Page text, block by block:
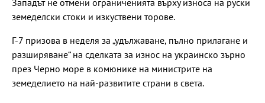
Западът не отмени ограниченията върху износа на руски
земеделски стоки и изкуствени торове.
Г-7 призова в неделя за „удължаване, пълно прилагане и
разширяване“ на сделката за износ на украинско зърно
през Черно море в комюнике на министрите на
земеделието на най-развитите страни в света.